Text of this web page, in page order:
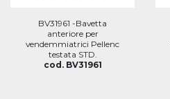
BV31961 -Bavetta
anteriore per
vendemmiatrici Pellenc
testata STD.
cod. BV31961